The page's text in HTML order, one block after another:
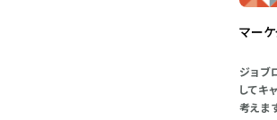
マーケ
ジョブ
してキ
考えま